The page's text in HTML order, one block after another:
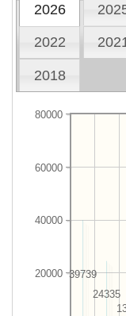
2026
2022
2018
20000
40000
60000
80000
24335
39739